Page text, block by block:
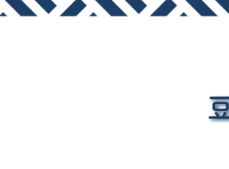
豆柴の血統書・交配